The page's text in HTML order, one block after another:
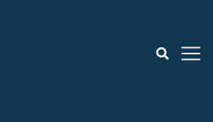
de ferramentas